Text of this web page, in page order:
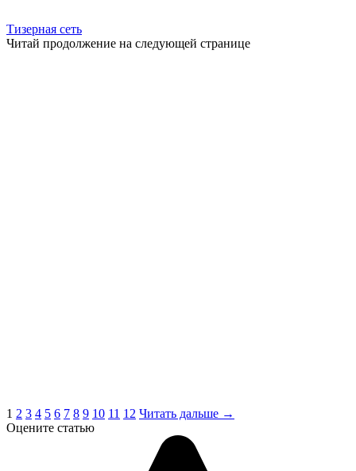
Тизерная сеть
Читай продолжение на следующей странице
1 2 3 4 5 6 7 8 9 10 11 12 Читать дальше →
Оцените статью